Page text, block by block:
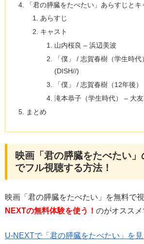
「君の膵臓をたべたい」あらすじとキ
あらすじ
キャスト
山内桜良 – 浜辺美波
「僕」 / 志賀春樹（学生時
(DISH//)
「僕」 / 志賀春樹（12年後
滝本恭子（学生時代） – 大
まとめ
映画「君の膵臓をたべたい
でフル視聴する方法！
映画「君の膵臓をたべたい」を無料で
NEXTの無料体験を使う！ のがオススメ
U-NEXTで「君の膵臓をたべたい」を